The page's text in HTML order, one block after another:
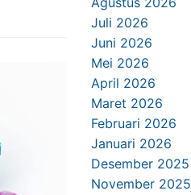
Juli 2026
Juni 2026
Mei 2026
April 2026
Maret 2026
Februari 2026
Januari 2026
Desember 2025
November 2025